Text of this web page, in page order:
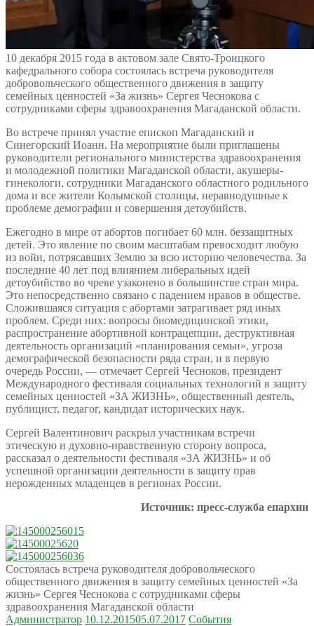
10 декабря 2015 года в актовом зале Свято-Троицкого
кафедрального собора состоялась встреча руководителя
добровольческого общественного движения в защиту
семейных ценностей «За жизнь» Сергея Чеснокова с
сотрудниками сферы здравоохранения Магаданской области.
Во встрече принял участие епископ Магаданский и
Синегорский Иоанн. На мероприятие были приглашены
руководители регионального министерства здравоохранения
и молодежной политики Магаданской области, акушеры-
гинекологи, сотрудники Магаданского областного родильного
дома и все жители Колымской столицы, неравнодушные к
проблеме демографии и совершения детоубийств.
Ежегодно в мире от абортов погибает 60 млн. беззащитных
детей. Это явление по своим масштабам превосходит любую
из войн, потрясавших Землю за всю историю человечества. За
последние 40 лет под влиянием либеральных идей
детоубийство во чреве узаконено в большинстве стран мира.
Это непосредственно связано с падением нравов в обществе.
Сложившаяся ситуация с абортами затрагивает ряд иных
проблем. Среди них: вопросы биомедицинской этики,
распространение абортивной контрацепции, деструктивная
деятельность организаций «планирования семьи», угроза
демографической безопасности ряда стран, и в первую
очередь России, — отмечает Сергей Чесноков, президент
Международного фестиваля социальных технологий в защиту
семейных ценностей «ЗА ЖИЗНЬ», общественный деятель,
публицист, педагог, кандидат исторических наук.
Сергей Валентинович раскрыл участникам встречи
этическую и духовно-нравственную сторону вопроса,
рассказал о деятельности фестиваля «ЗА ЖИЗНЬ» и об
успешной организации деятельности в защиту прав
нерожденных младенцев в регионах России.
Источник: пресс-служба епархии
Состоялась встреча руководителя добровольческого
общественного движения в защиту семейных ценностей «За
жизнь» Сергея Чеснокова с сотрудниками сферы
здравоохранения Магаданской области
Администратор 10.12.201505.07.2017 События